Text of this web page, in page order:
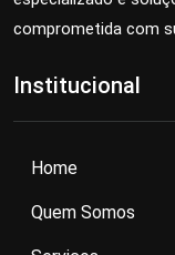
comprometida com
Institucional
Home
Quem Somos